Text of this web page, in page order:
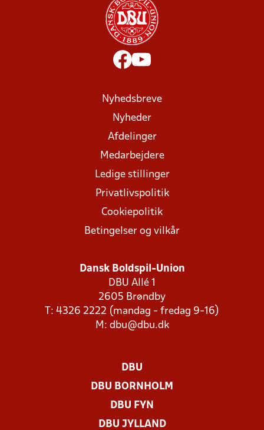
Nyhedsbreve
Nyheder
Afdelinger
Medarbejdere
Ledige stillinger
Privatlivspolitik
Cookiepolitik
Betingelser og vilkår
Dansk Boldspil-Union
DBU Allé 1
2605 Brøndby
T: 4326 2222 (mandag - fredag 9-16)
M: dbu@dbu.dk
DBU
DBU BORNHOLM
DBU FYN
DBU JYLLAND